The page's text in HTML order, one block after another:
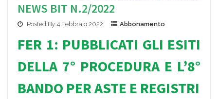
NEWS BIT N.2/2022
Posted By 4 Febbraio 2022 Abbonamento
FER 1: PUBBLICATI GLI ESITI
DELLA 7° PROCEDURA E L’8°
BANDO PER ASTE E REGISTRI